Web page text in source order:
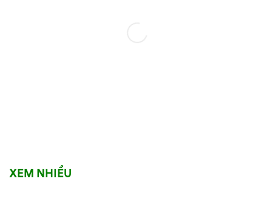
XEM NHIỀU